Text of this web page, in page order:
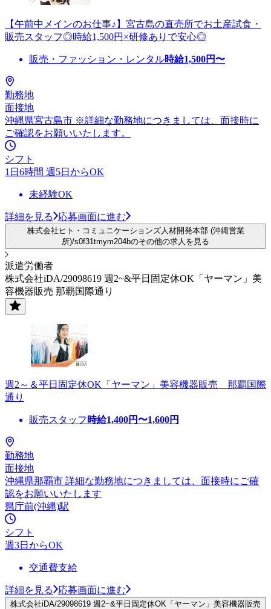
【午前中メインのお仕事♪】宮古島の直売所でお土産試食・
販売スタッフ◎時給1,500円×研修ありで安心◎
販売・ファッション・レンタル時給1,500円〜
勤務地
面接地
沖縄県宮古島市 ※詳細な勤務地につきましては、面接時に
ご確認をお願いいたします。
シフト
1日6時間 週5日からOK
未経験OK
詳細を見る 応募画面に進む
株式会社ヒト・コミュニケーションズ人材開発本部 (沖縄営業
所)/s0f31tmym204bのその他の求人を見る
派遣労働者
株式会社iDA/29098619 週2~&平日固定休OK「ヤーマン」美
容機器販売 那覇国際通り
週2～＆平日固定休OK「ヤーマン」美容機器販売 那覇国際
通り
販売スタッフ 時給1,400円〜1,600円
勤務地
面接地
沖縄県那覇市 詳細な勤務地につきましては、面接時にご確
認をお願いいたします
県庁前(沖縄)駅
シフト
週3日からOK
交通費支給
詳細を見る 応募画面に進む
株式会社iDA/29098619 週2~&平日固定休OK「ヤーマン」美容機器販売